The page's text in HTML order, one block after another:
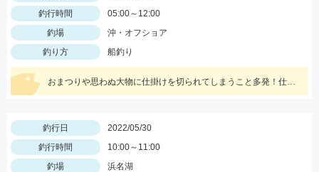
釣行時間
05:00～12:00
釣場
沖・オフショア
釣り方
船釣り
おまつりや思わぬ大物に仕掛けを切られてしまうこと多発！仕掛けは１０セットはあると安心です！
釣行日
2022/05/30
釣行時間
10:00～11:00
釣場
浜名湖